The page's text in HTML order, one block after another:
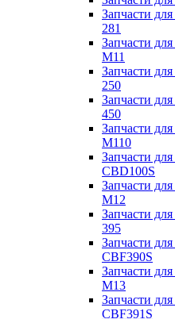
Запчасти
281
Запчасти
M11
Запчасти
250
Запчасти
450
Запчасти
M110
Запчасти
CBD100S
Запчасти
M12
Запчасти
395
Запчасти
CBF390S
Запчасти
M13
Запчасти
CBF391S